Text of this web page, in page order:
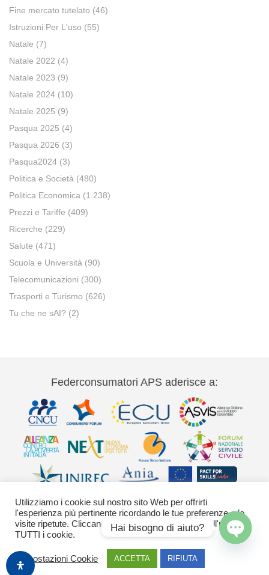
Fine mercato tutelato (46)
Istruzioni Per L'uso (55)
Natale (7)
Natale 2022 (4)
Natale 2023 (9)
Natale 2024 (10)
Natale 2025 (9)
Pasqua 2025 (4)
Pasqua 2026 (3)
Pasqua2024 (3)
Politica e Società (480)
Politica Economica (1.238)
Prezzi e Tariffe (409)
Ricerche (229)
Salute (471)
Scuola e Università (90)
Telecomunicazioni (300)
Trasporti e Turismo (626)
Tu che ne sAI? (2)
Federconsumatori APS aderisce a:
Via Palestro 11 00185 Roma - tel 06
42020755-9 federconsumatori@federconsumatori.it Ufficio stampa tel: 06
42020755 ufficiostampa@federconsumatori.it -Cookies Policy
Utilizziamo i cookie sul nostro sito Web per offrirti
l'esperienza più pertinente ricordando le tue preferenze e le
visite ripetute. Cliccando su "Accetta" acconsenti all'uso di
TUTTI i cookie.
Impostazioni Cookie ACCETTA RIFIUTA
Hai bisogno di aiuto?